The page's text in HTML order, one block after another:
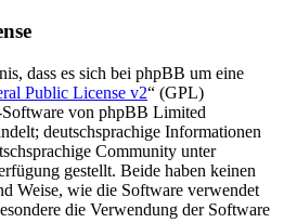
dass es sich bei phpBB um eine
Public License v2“ (GPL)
Software von phpBB Limited
deutschsprachige Informationen
Community unter
gestellt. Beide haben keinen
Weise, wie die Software verwendet
die Verwendung der Software